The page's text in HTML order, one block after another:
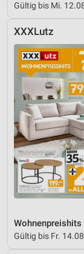
Gültig bis Mi.
XXXLutz
Wohnenpreishits
Gültig bis Fr.
Inhalten
IAB-Besonderheiten:
Verwendung
Geräte anhand
Informationen
Nicht-IAB-
Notwendig
Performance
Werbung